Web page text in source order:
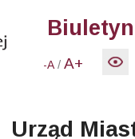
-A /A+
Urząd